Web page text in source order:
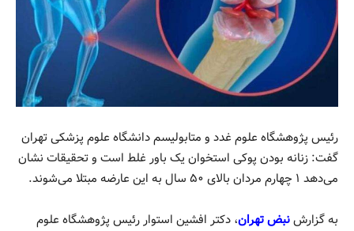
رئیس پژوهشگاه علوم غدد و متابولیسم دانشگاه علوم پزشکی تهران
گفت: زنانه بودن پوکی استخوان یک باور غلط است و تحقیقات نشان
می‌دهد ۱ چهارم مردان بالای ۵۰ سال به این عارضه مبتلا می‌شوند.
به گزارشنبض تهران، دکتر افشین استوار رئیس پژوهشگاه علوم